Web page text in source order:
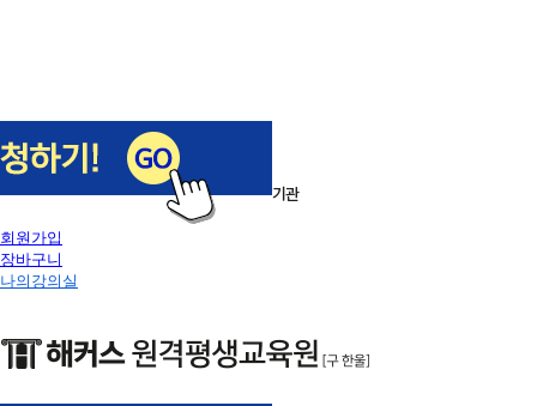
이전
다음
1/5
회원가입
장바구니
나의강의실